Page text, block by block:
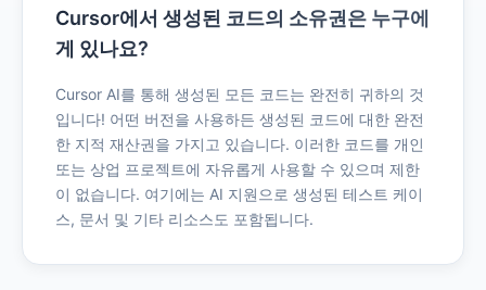
Cursor에서 생성된 코드의 소유권은 누구에
게 있나요?
Cursor AI를 통해 생성된 모든 코드는 완전히 귀하의 것
입니다! 어떤 버전을 사용하든 생성된 코드에 대한 완전
한 지적 재산권을 가지고 있습니다. 이러한 코드를 개인
또는 상업 프로젝트에 자유롭게 사용할 수 있으며 제한
이 없습니다. 여기에는 AI 지원으로 생성된 테스트 케이
스, 문서 및 기타 리소스도 포함됩니다.